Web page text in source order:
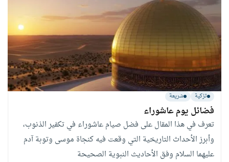
تزكية شريعة
فضائل يوم عاشوراء
تعرف في هذا المقال على فضل صيام عاشوراء في تكفير الذنوب،
وأبرز الأحداث التاريخية التي وقعت فيه كنجاة موسى وتوبة آدم
عليهما السلام وفق الأحاديث النبوية الصحيحة